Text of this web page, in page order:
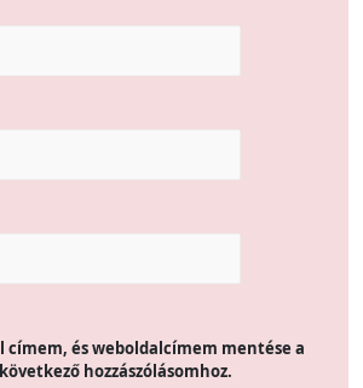
címem, és weboldalcímem mentése a
hozzászólásomhoz.